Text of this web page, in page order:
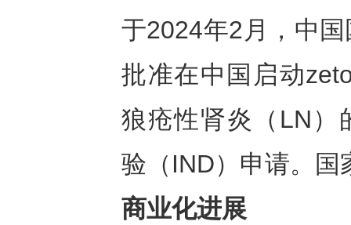
于2024年2月，中
批准在中国启动
狼疮性肾炎（LN）
验（IND）申请。国
商业化进展